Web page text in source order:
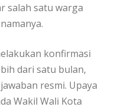
salah satu warga
konfirmasi
dari satu bulan,
resmi. Upaya
Wakil Wali Kota